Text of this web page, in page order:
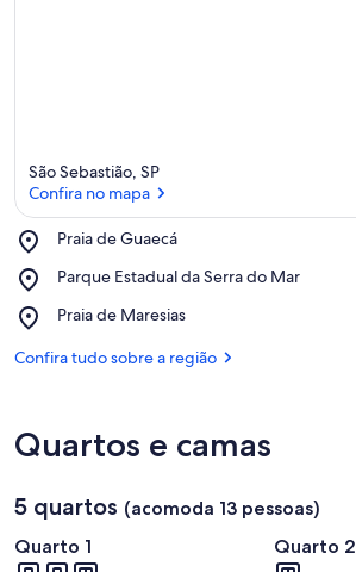
São Sebastião, SP
Confira no mapa
Praia de Guaecá
Place,
de
Parque Estadual da Serra do Mar
Place,
Estadual
Serra
Praia de Maresias
Place,
de
Confira tudo sobre a região
Quartos e camas
5 quartos (acomoda 13 pessoas)
Quarto 1
Quarto 2